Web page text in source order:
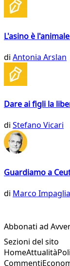
L'asino è
di Antonia Arslan
Dare ai figli la
di Stefano Vicari
Guardiamo a
di Marco
Abbonati ad
Sezioni del sito
HomeAttualità
Commenti